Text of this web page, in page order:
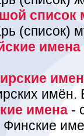
список
(список)
имена
имён.
имена -